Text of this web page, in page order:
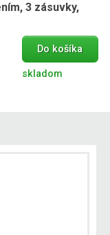
3 zásuvky,
Do košíka
skladom